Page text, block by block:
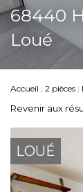
68440
Loué
Accueil 2 pièces
Revenir aux
LOUÉ